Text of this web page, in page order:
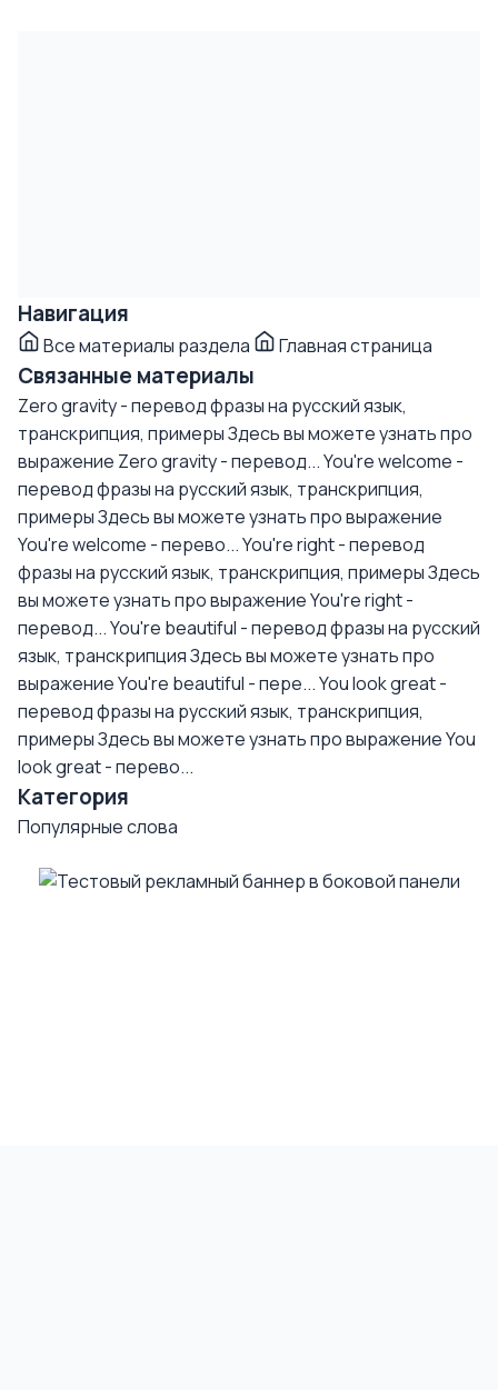
Навигация
Все материалы раздела Главная страница
Связанные материалы
Zero gravity - перевод фразы на русский язык,
транскрипция, примерыЗдесь вы можете узнать про
выражение Zero gravity - перевод...You're welcome -
перевод фразы на русский язык, транскрипция,
примерыЗдесь вы можете узнать про выражение
You're welcome - перево...You're right - перевод
фразы на русский язык, транскрипция, примерыЗдесь
вы можете узнать про выражение You're right -
перевод...You're beautiful - перевод фразы на русский
язык, транскрипцияЗдесь вы можете узнать про
выражение You're beautiful - пере...You look great -
перевод фразы на русский язык, транскрипция,
примерыЗдесь вы можете узнать про выражение You
look great - перево...
Категория
Популярные слова